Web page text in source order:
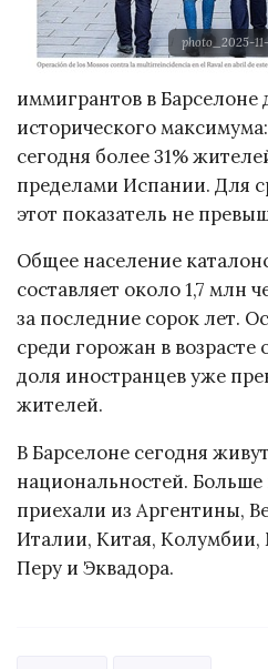
photo_2025-
иммигрантов в Барселоне
исторического
сегодня более 31%
пределами Испании. Для
этот показатель не
Общее население
составляет около 1,7 млн
за последние сорок лет.
среди горожан в возрасте
доля иностранцев уже
жителей.
В Барселоне сегодня
национальностей.
приехали из Аргентины,
Италии, Китая, Колумбии,
Перу и Эквадора.